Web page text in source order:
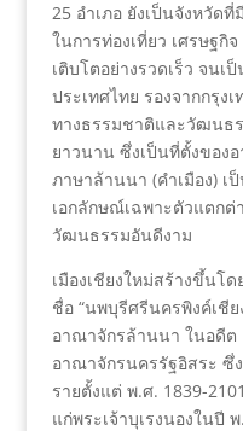
25 อำเภอ ยังเป็นจังหวัด
ในการท่องเที่ยว เศรษฐ
เติบโตอย่างรวดเร็ว จนเ
ประเทศไทย รองจากกรุง
ทางธรรมชาติและวัฒนธ
ยาวนาน ซึ่งเป็นที่ตั้งขอ
ภาษาล้านนา (คำเมือง) เ
เอกลักษณ์เฉพาะตัวแตก
วัฒนธรรมอันดีงาม
เมืองเชียงใหม่สร้างขึ้นโ
ชื่อ “นพบุรีศรีนครพิงค์เชี
อาณาจักรล้านนา ในอดีต
อาณาจักรนครรัฐอิสระ ซึ่
รายตั้งแต่ พ.ศ. 1839-
แก่พระเจ้าบุเรงนองในปี